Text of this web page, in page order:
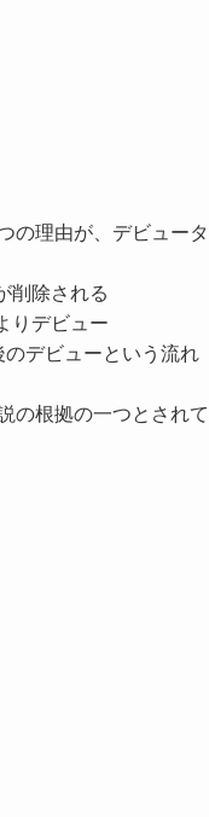
の理由が、デビュータ
削除される
りデビュー
デビューという流れ
の根拠の一つとされて